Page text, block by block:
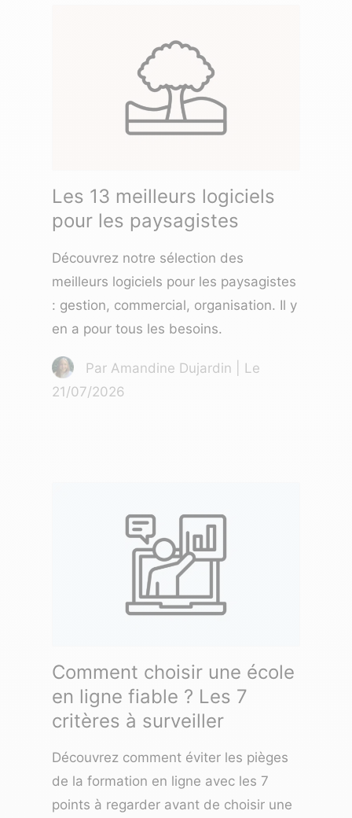
Les 13 meilleurs logiciels
pour les paysagistes
Découvrez notre sélection des
meilleurs logiciels pour les paysagistes
: gestion, commercial, organisation. Il y
en a pour tous les besoins.
Par Amandine Dujardin | Le
21/07/2026
Comment choisir une école
en ligne fiable ? Les 7
critères à surveiller
Découvrez comment éviter les pièges
de la formation en ligne avec les 7
points à regarder avant de choisir une